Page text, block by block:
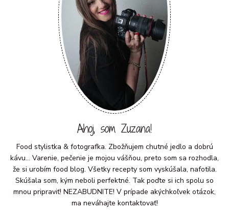
Ahoj, som Zuzana!
Food stylistka & fotografka. Zbožňujem chutné jedlo a dobrú
kávu... Varenie, pečenie je mojou vášňou, preto som sa rozhodla,
že si urobím food blog. Všetky recepty som vyskúšala, nafotila.
Skúšala som, kým neboli perfektné. Tak poďte si ich spolu so
mnou pripraviť! NEZABUDNITE! V prípade akýchkoľvek otázok,
ma neváhajte kontaktovať!